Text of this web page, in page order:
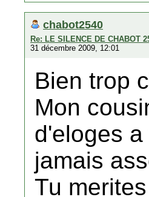
chabot2540
Re: LE SILENCE DE CHABOT
31 décembre 2009, 12:01
Bien trop
Mon
d'eloges
jamais
Tu